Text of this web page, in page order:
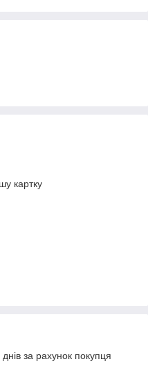
картку
за рахунок покупця